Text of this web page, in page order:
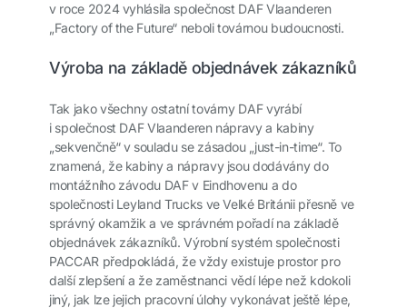
v roce 2024 vyhlásila společnost DAF Vlaanderen
„Factory of the Future“ neboli továrnou budoucnosti.
Výroba na základě objednávek zákazníků
Tak jako všechny ostatní továrny DAF vyrábí
i společnost DAF Vlaanderen nápravy a kabiny
„sekvenčně“ v souladu se zásadou „just-in-time“. To
znamená, že kabiny a nápravy jsou dodávány do
montážního závodu DAF v Eindhovenu a do
společnosti Leyland Trucks ve Velké Británii přesně ve
správný okamžik a ve správném pořadí na základě
objednávek zákazníků. Výrobní systém společnosti
PACCAR předpokládá, že vždy existuje prostor pro
další zlepšení a že zaměstnanci vědí lépe než kdokoli
jiný, jak lze jejich pracovní úlohy vykonávat ještě lépe,